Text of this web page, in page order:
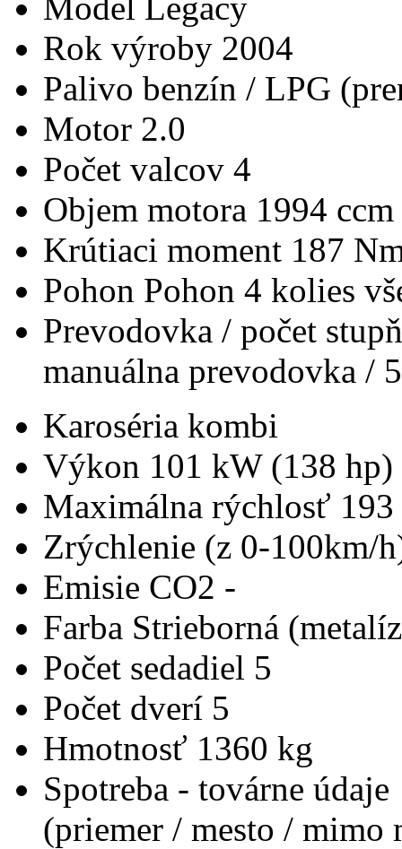
Rok výroby 2004
Palivo benzín / LPG
Motor 2.0
Počet valcov 4
Objem motora 1994 ccm
Krútiaci moment 187
Pohon Pohon 4 kolies
Prevodovka / počet
manuálna prevodovka / 5
Karoséria kombi
Výkon 101 kW (138 hp)
Maximálna rýchlosť
Zrýchlenie (z 0-100km/
Emisie CO2 -
Farba Strieborná
Počet sedadiel 5
Počet dverí 5
Hmotnosť 1360 kg
Spotreba - továrne údaje
(priemer / mesto / mimo